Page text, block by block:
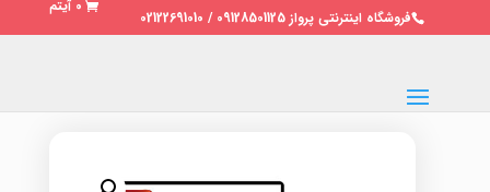
فروشگاه اینترنتی پرواز 09128501125 / 02122691010
0 آیتم